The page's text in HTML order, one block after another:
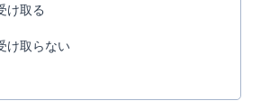
け取る
け取らない